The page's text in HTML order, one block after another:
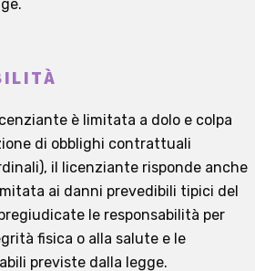
è limitata a dolo e colpa
di obblighi contrattuali
il licenziante risponde anche
ai danni prevedibili tipici del
le responsabilità per
fisica o alla salute e le
previste dalla legge.